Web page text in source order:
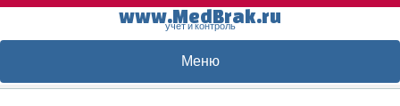
www.MedBrak.ru
учет и контроль
Меню